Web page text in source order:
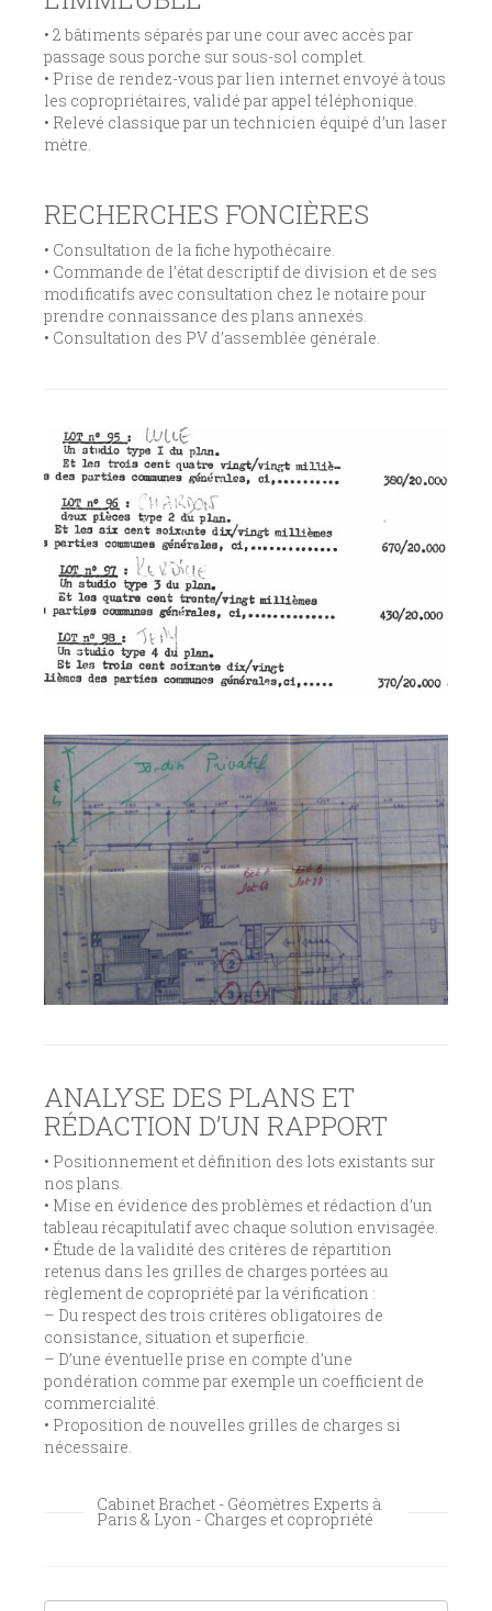
• 2 bâtiments séparés par une cour avec accès par
passage sous porche sur sous-sol complet.
• Prise de rendez-vous par lien internet envoyé à tous
les copropriétaires, validé par appel téléphonique.
• Relevé classique par un technicien équipé d’un laser
mètre.
RECHERCHES FONCIÈRES
• Consultation de la fiche hypothécaire.
• Commande de l’état descriptif de division et de ses
modificatifs avec consultation chez le notaire pour
prendre connaissance des plans annexés.
• Consultation des PV d’assemblée générale.
ANALYSE DES PLANS ET
RÉDACTION D’UN RAPPORT
• Positionnement et définition des lots existants sur
nos plans.
• Mise en évidence des problèmes et rédaction d’un
tableau récapitulatif avec chaque solution envisagée.
• Étude de la validité des critères de répartition
retenus dans les grilles de charges portées au
règlement de copropriété par la vérification :
– Du respect des trois critères obligatoires de
consistance, situation et superficie.
– D’une éventuelle prise en compte d’une
pondération comme par exemple un coefficient de
commercialité.
• Proposition de nouvelles grilles de charges si
nécessaire.
Cabinet Brachet - Géomètres Experts à
Paris & Lyon - Charges et copropriété